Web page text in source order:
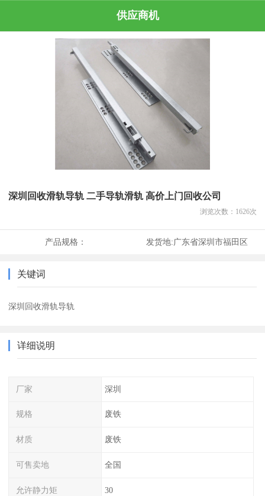
供应商机
深圳回收滑轨导轨 二手导轨滑轨 高价上门回收公司
浏览次数： 1626次
产品规格： 发货地:广东省深圳市福田区
关键词
深圳回收滑轨导轨
详细说明
厂家 深圳
规格 废铁
材质 废铁
可售卖地 全国
允许静力矩 30